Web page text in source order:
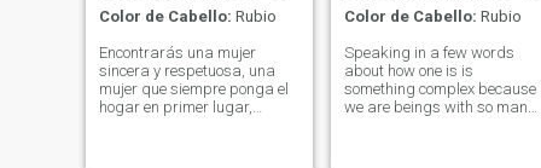
Color de Cabello: Rubio
Encontrarás una mujer
sincera y respetuosa, una
mujer que siempre ponga el
hogar en primer lugar,
Color de Cabello: Rubio
Speaking in a few words
about how one is is
something complex because
we are beings with so many